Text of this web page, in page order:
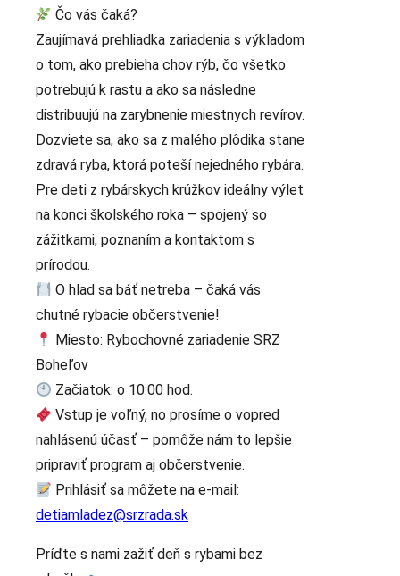
Čo vás čaká?
Zaujímavá prehliadka zariadenia s výkladom
o tom, ako prebieha chov rýb, čo všetko
potrebujú k rastu a ako sa následne
distribuujú na zarybnenie miestnych revírov.
Dozviete sa, ako sa z malého plôdika stane
zdravá ryba, ktorá poteší nejedného rybára.
Pre deti z rybárskych krúžkov ideálny výlet
na konci školského roka – spojený so
zážitkami, poznaním a kontaktom s
prírodou.
O hlad sa báť netreba – čaká vás
chutné rybacie občerstvenie!
Miesto: Rybochovné zariadenie SRZ
Boheľov
Začiatok: o 10:00 hod.
Vstup je voľný, no prosíme o vopred
nahlásenú účasť – pomôže nám to lepšie
pripraviť program aj občerstvenie.
Prihlásiť sa môžete na e-mail:
detiamladez@srzrada.sk
Príďte s nami zažiť deň s rybami bez